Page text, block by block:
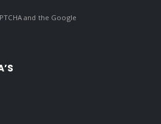
and the Google